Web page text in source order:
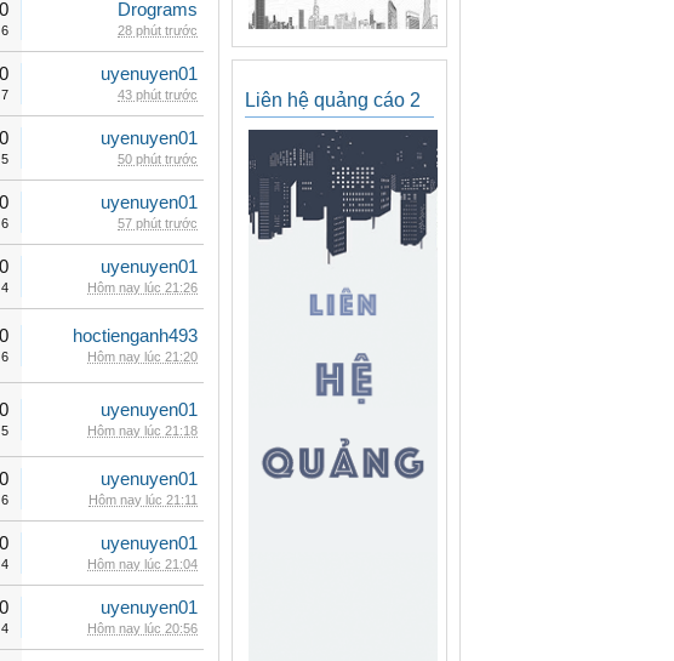
0
6
Drograms
28 phút trước
0
7
uyenuyen01
43 phút trước
0
5
uyenuyen01
50 phút trước
0
6
uyenuyen01
57 phút trước
0
4
uyenuyen01
Hôm nay lúc 21:26
0
6
hoctienganh493
Hôm nay lúc 21:20
0
5
uyenuyen01
Hôm nay lúc 21:18
0
6
uyenuyen01
Hôm nay lúc 21:11
0
4
uyenuyen01
Hôm nay lúc 21:04
0
4
uyenuyen01
Hôm nay lúc 20:56
Liên hệ quảng cáo 2